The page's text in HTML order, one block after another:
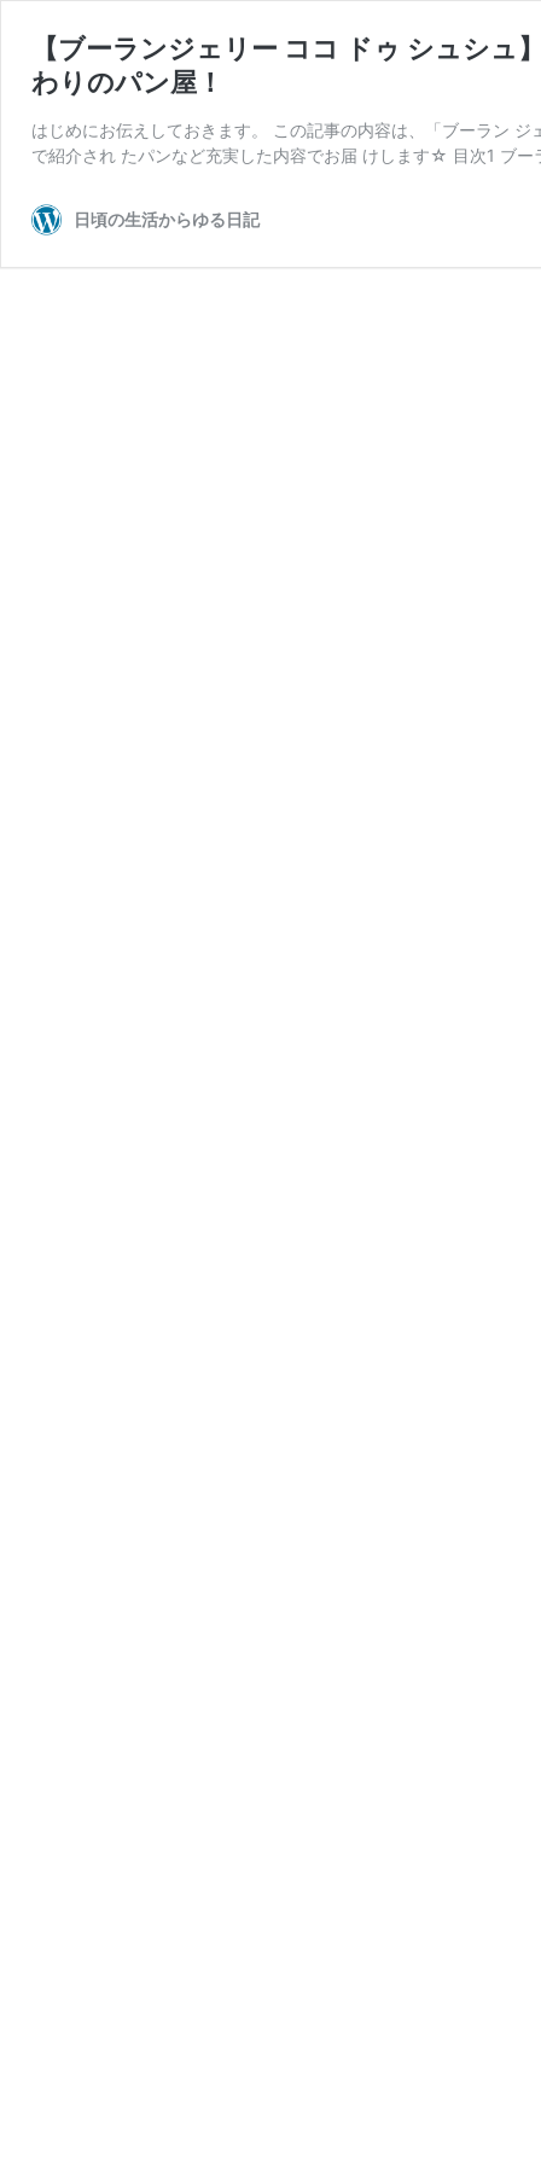
【ブーランジェリー ココ ドゥ シュシ
わりのパン屋！
はじめにお伝えしておきます。 この記事の内容は、「ブーラン
で紹介され たパンなど充実した内容でお届 けします☆ 目次1 ブ
日頃の生活からゆる日記